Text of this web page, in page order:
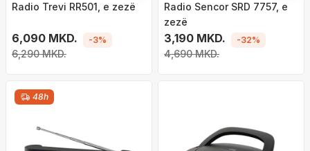
Radio Trevi RR501, e zezë
6,090 MKD.
6,290 MKD.
-3%
Radio Sencor SRD 7757, e
zezë
3,190 MKD.
4,690 MKD.
-32%
48h